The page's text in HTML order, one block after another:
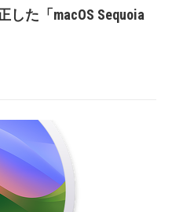
た「macOS Sequoia